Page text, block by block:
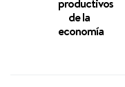
productivos
de la
economía